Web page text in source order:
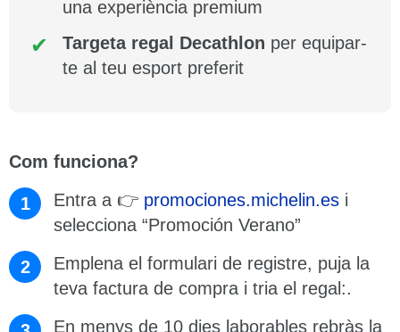
una experiència premium
Targeta regal Decathlon per equipar-
te al teu esport preferit
Com funciona?
Entra a 👉 promociones.michelin.es i
selecciona “Promoción Verano”
Emplena el formulari de registre, puja la
teva factura de compra i tria el regal:.
En menys de 10 dies laborables rebràs la